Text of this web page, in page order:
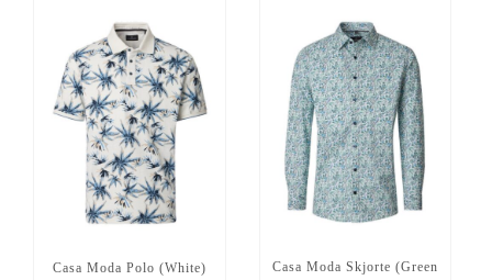
Casa Moda Polo (White)
Casa Moda Skjorte (Green